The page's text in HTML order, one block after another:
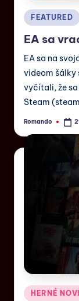
FEATURED
EA sa
EA sa na
videom šálky
vyčítali, že
Steam
Romando
HERNÉ